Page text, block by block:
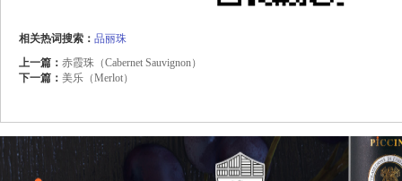
相关热词搜索： 品丽珠
上一篇： 赤霞珠（Cabernet Sauvignon）
下一篇： 美乐（Merlot）